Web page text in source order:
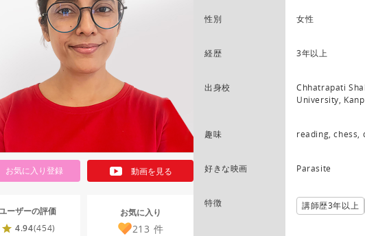
お気に入り登録 動画を見る
ーザーの評価
4.94(454)
お気に入り
213 件
性別 女性
経歴 3年以上
出身校
Chhatrapati
University,
趣味 reading, chess,
好きな映画 Parasite
特徴 講師歴3年以上